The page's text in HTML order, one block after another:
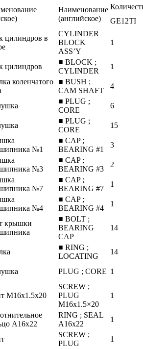
Наименование
(английское)
GE12TI
цилиндров в
CYLINDER
BLOCK
ASS’Y
1
цилиндров
■ BLOCK ;
CYLINDER
1
коленчатого
■ BUSH ;
CAM SHAFT
4
■ PLUG ;
CORE
6
■ PLUG ;
CORE
15
№1
■ CAP ;
BEARING #1
3
№3
■ CAP ;
BEARING #3
2
№7
■ CAP ;
BEARING #7
1
№4
■ CAP ;
BEARING #4
1
крышки
■ BOLT ;
BEARING
CAP
14
■ RING ;
LOCATING
14
PLUG ; CORE 1
М16х1.5х20
SCREW ;
PLUG
M16x1.5×20
1
А16х22
RING ; SEAL
A16x22
1
SCREW ;
PLUG
1